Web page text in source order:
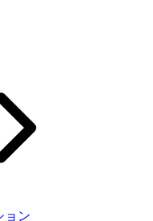
ョン